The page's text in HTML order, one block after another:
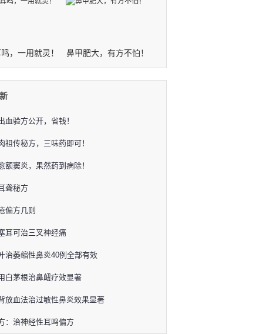
，一用就灵！ 鼻甲肥大，有方不怕！
血验方公开，省钱！
祖传秘方，三味药即可！
额窦炎，果然药到病除！
聋秘方
偏方几则
耳可治三叉神经痛
治萎缩性鼻炎40例全部有效
白茅根治鼻衄疗效显著
放血法治过敏性鼻炎效果显著
：治神经性耳鸣偏方